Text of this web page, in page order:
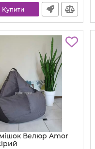
Купити
Велюр Amor